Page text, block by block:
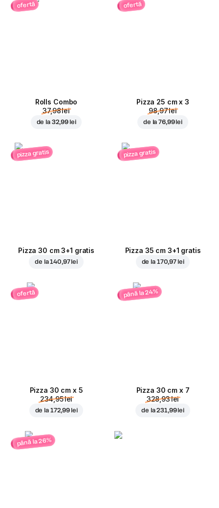
ofertă
Rolls Combo
37,98 lei
de la 32,99 lei
ofertă
Pizza 25 cm x 3
98,97 lei
de la76,99 lei
pizza gratis
Pizza 30 cm 3+1 gratis
de la140,97 lei
pizza gratis
Pizza 35 cm 3+1 gratis
de la 170,97 lei
ofertă
Pizza 30 cm x 5
234,95 lei
de la 172,99 lei
până la 24%
Pizza 30 cm x 7
328,93 lei
de la231,99 lei
până la 26%